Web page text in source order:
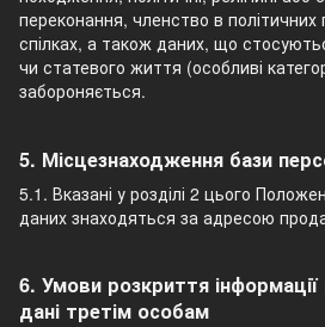
переконання, членство в політичних
спілках, а також даних, що
чи статевого життя (особливі
забороняється.
5. Місцезнаходження бази
5.1. Вказані у розділі 2 цього
даних знаходяться за адресою
6. Умови розкриття інформації
дані третім особам